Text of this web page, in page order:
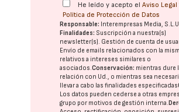
He leído y acepto elAviso Legal
Política de Protección de Datos
Responsable: Interempresas Media,
Finalidades: Suscripción a nuestra(s)
newsletter(s). Gestión de cuenta de
Envío de emails relacionados con la
relativos a intereses similares o
asociados.Conservación: mientras dure
relación con Ud., o mientras sea
llevar a cabo las finalidades especificadas
Los datos pueden cederse a otras
grupo por motivos de gestión interna.